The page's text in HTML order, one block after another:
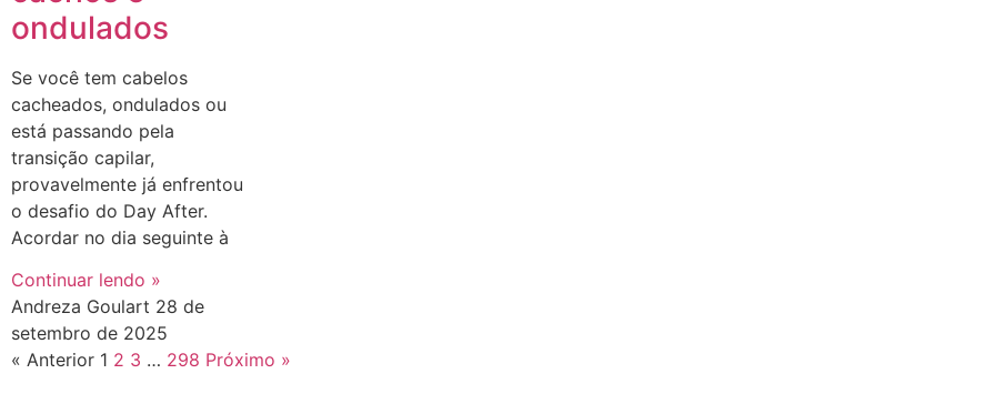
ondulados
Se você tem cabelos
cacheados, ondulados ou
está passando pela
transição capilar,
provavelmente já enfrentou
o desafio do Day After.
Acordar no dia seguinte à
Continuar lendo »
Andreza Goulart 28 de
setembro de 2025
« Anterior 1 2 3 … 298 Próximo »